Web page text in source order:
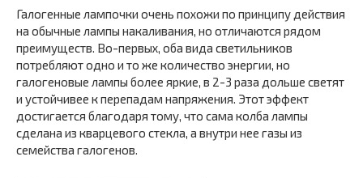
Галогенные лампочки очень похожи по принципу действия
на обычные лампы накаливания, но отличаются рядом
преимуществ. Во-первых, оба вида светильников
потребляют одно и то же количество энергии, но
галогеновые лампы более яркие, в 2-3 раза дольше светят
и устойчивее к перепадам напряжения. Этот эффект
достигается благодаря тому, что сама колба лампы
сделана из кварцевого стекла, а внутри нее газы из
семейства галогенов.